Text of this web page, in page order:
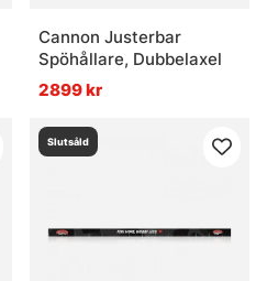
Cannon Justerbar
Spöhållare, Dubbelaxel
2899 kr
Slutsåld